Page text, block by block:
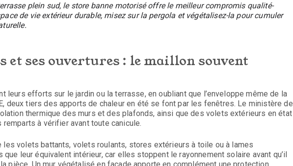
plein sud, le store banne motorisé offre le meilleur compromis qualité-
de vie extérieur durable, misez sur la pergola et végétalisez-la pour cumuler
et ses ouvertures : le maillon souvent
leurs efforts sur le jardin ou la terrasse, en oubliant que l’enveloppe même de la
deux tiers des apports de chaleur en été se font par les fenêtres. Le ministère de
thermique des murs et des plafonds, ainsi que des volets extérieurs en état
à vérifier avant toute canicule.
volets battants, volets roulants, stores extérieurs à toile ou à lames
leur équivalent intérieur, car elles stoppent le rayonnement solaire avant qu’il
pièce. Un mur végétalisé en façade apporte en complément une protection